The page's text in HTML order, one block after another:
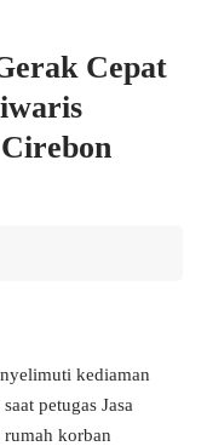
Cepat
kediaman
petugas Jasa
korban